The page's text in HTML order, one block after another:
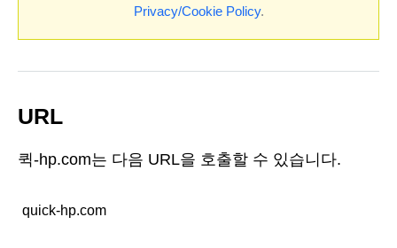
Privacy/Cookie Policy.
URL
퀵-hp.com는 다음 URL을 호출할 수 있습니다.
quick-hp.com